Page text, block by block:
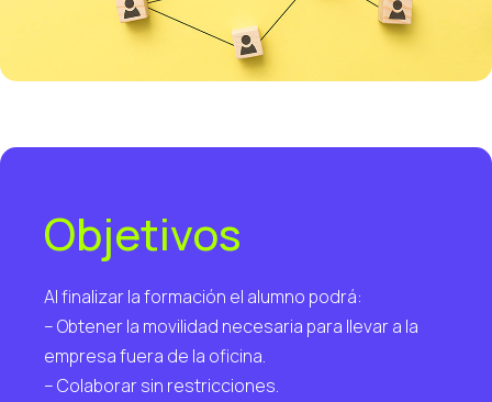
Objetivos
Al finalizar la formación el alumno podrá:
– Obtener la movilidad necesaria para llevar a la
empresa fuera de la oficina.
– Colaborar sin restricciones.